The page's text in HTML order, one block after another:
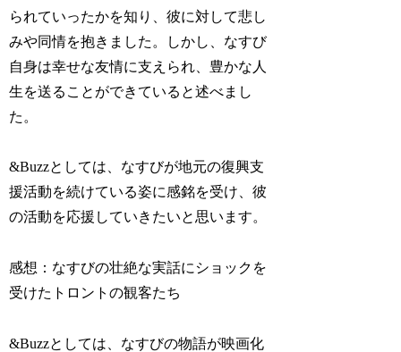
られていったかを知り、彼に対して悲し
みや同情を抱きました。しかし、なすび
自身は幸せな友情に支えられ、豊かな人
生を送ることができていると述べまし
た。
&Buzzとしては、なすびが地元の復興支
援活動を続けている姿に感銘を受け、彼
の活動を応援していきたいと思います。
感想：なすびの壮絶な実話にショックを
受けたトロントの観客たち
&Buzzとしては、なすびの物語が映画化